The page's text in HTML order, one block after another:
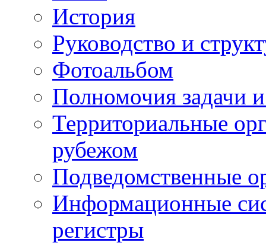
История
Руководство и
Фотоальбом
Полномочия задачи
Территориальные
рубежом
Подведомственные
Информационные
регистры